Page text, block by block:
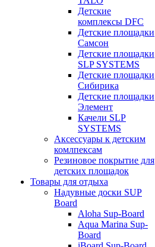
Детские
комплексы DFC
Детские площадки
Самсон
Детские площадки
SLP SYSTEMS
Детские площадки
Сибирика
Детские площадки
Элемент
Качели SLP
SYSTEMS
Аксессуары к детским
комлпексам
Резиновое покрытие для
детских площадок
Товары для отдыха
Надувные доски SUP
Board
Aloha Sup-Board
Aqua Marina Sup-
Board